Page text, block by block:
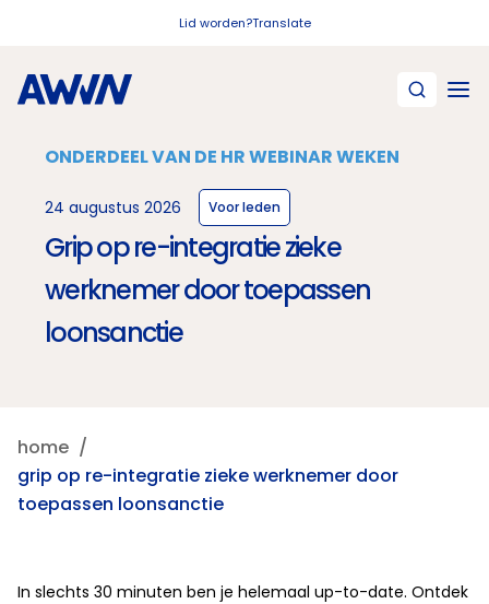
Lid worden?Translate
ONDERDEEL VAN DE HR WEBINAR WEKEN
24 augustus 2026 Voor leden
Grip op re-integratie zieke
werknemer door toepassen
loonsanctie
home
grip op re-integratie zieke werknemer door
toepassen loonsanctie
In slechts 30 minuten ben je helemaal up-to-date. Ontdek